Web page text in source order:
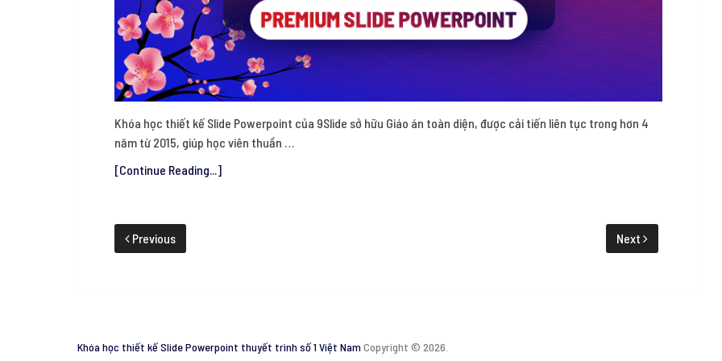
Khóa học thiết kế Slide Powerpoint của 9Slide sở hữu Giáo án toàn diện, được cải tiến liên tục trong hơn 4
năm từ 2015, giúp học viên thuần …
[Continue Reading...]
Previous Next
Khóa học thiết kế Slide Powerpoint thuyết trình số 1 Việt Nam Copyright © 2026.